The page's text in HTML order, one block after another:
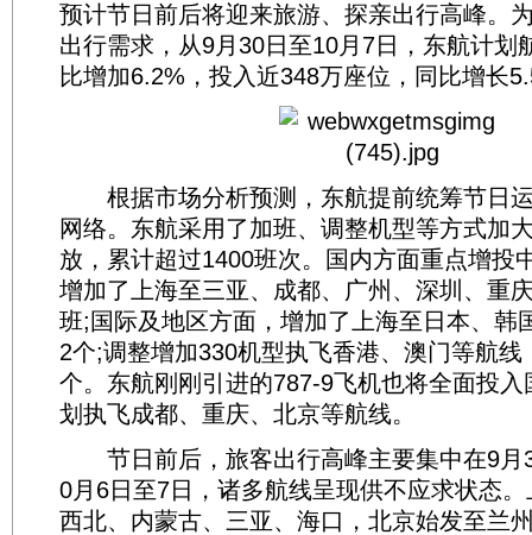
预计节日前后将迎来旅游、探亲出行高峰。
出行需求，从9月30日至10月7日，东航计划
比增加6.2%，投入近348万座位，同比增长
根据市场分析预测，东航提前统筹节日
网络。东航采用了加班、调整机型等方式加
放，累计超过1400班次。国内方面重点增投
增加了上海至三亚、成都、广州、深圳、重
班;国际及地区方面，增加了上海至日本、韩
2个;调整增加330机型执飞香港、澳门等航线
个。东航刚刚引进的787-9飞机也将全面投
划执飞成都、重庆、北京等航线。
节日前后，旅客出行高峰主要集中在9月
0月6日至7日，诸多航线呈现供不应求状态
西北、内蒙古、三亚、海口，北京始发至兰